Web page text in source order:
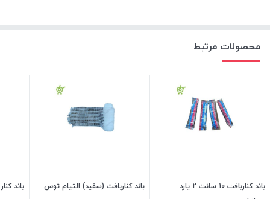
محصولات مرتبط
باند کناربافت 10 سانت 2 یارد
باند کناربافت (سفید) التیام توس باند